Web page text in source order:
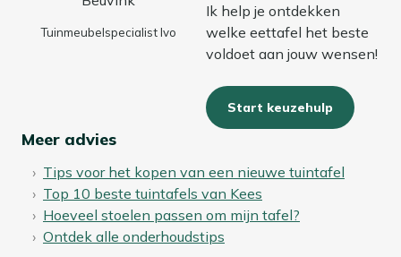
Tuinmeubelspecialist Ivo
Ik help je ontdekken
welke eettafel het beste
voldoet aan jouw wensen!
Start keuzehulp
Meer advies
Tips voor het kopen van een nieuwe tuintafel
Top 10 beste tuintafels van Kees
Hoeveel stoelen passen om mijn tafel?
Ontdek alle onderhoudstips